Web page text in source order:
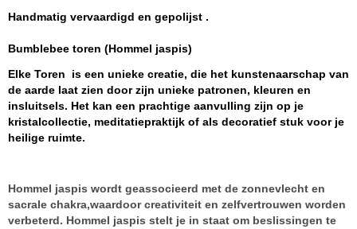
Handmatig vervaardigd en gepolijst .
Bumblebee toren (Hommel jaspis)
Elke Toren is een unieke creatie, die het kunstenaarschap van
de aarde laat zien door zijn unieke patronen, kleuren en
insluitsels. Het kan een prachtige aanvulling zijn op je
kristalcollectie, meditatiepraktijk of als decoratief stuk voor je
heilige ruimte.
Hommel jaspis wordt geassocieerd met de zonnevlecht en
sacrale chakra,waardoor creativiteit en zelfvertrouwen worden
verbeterd. Hommel jaspis stelt je in staat om beslissingen te